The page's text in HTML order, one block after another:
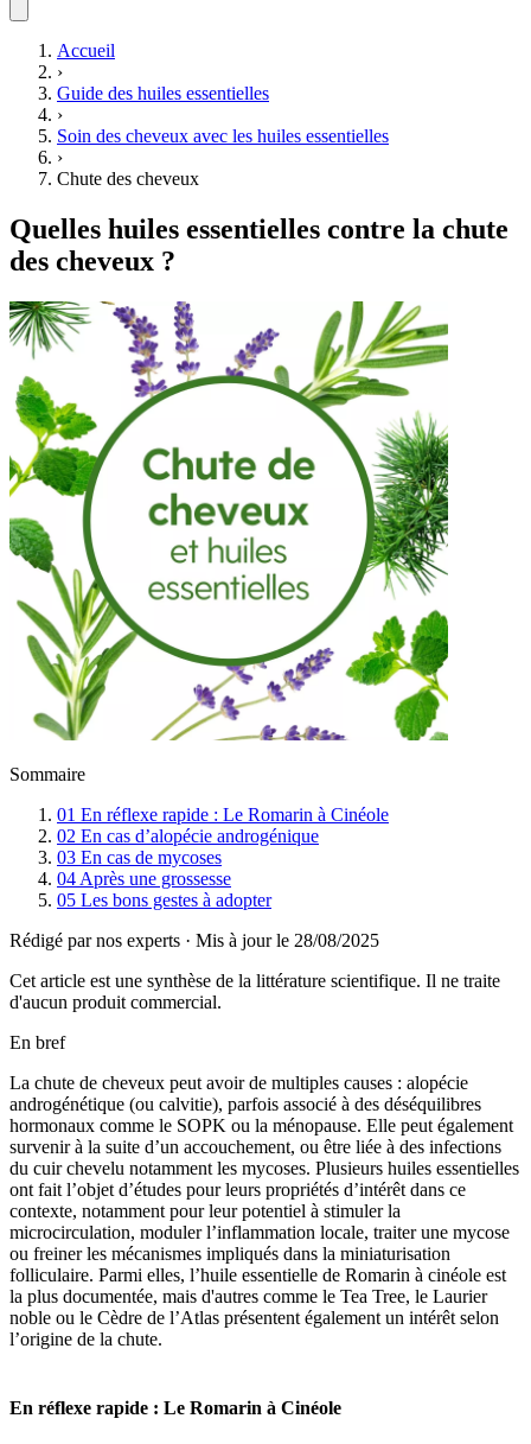
Accueil
›
Guide des huiles essentielles
›
Soin des cheveux avec les huiles essentielles
›
Chute des cheveux
Quelles huiles essentielles contre la chute
des cheveux ?
Sommaire
01 En réflexe rapide : Le Romarin à Cinéole
02 En cas d’alopécie androgénique
03 En cas de mycoses
04 Après une grossesse
05 Les bons gestes à adopter
Rédigé par nos experts · Mis à jour le 28/08/2025
Cet article est une synthèse de la littérature scientifique. Il ne traite
d'aucun produit commercial.
En bref
La chute de cheveux peut avoir de multiples causes : alopécie
androgénétique (ou calvitie), parfois associé à des déséquilibres
hormonaux comme le SOPK ou la ménopause. Elle peut également
survenir à la suite d’un accouchement, ou être liée à des infections
du cuir chevelu notamment les mycoses. Plusieurs huiles essentielles
ont fait l’objet d’études pour leurs propriétés d’intérêt dans ce
contexte, notamment pour leur potentiel à stimuler la
microcirculation, moduler l’inflammation locale, traiter une mycose
ou freiner les mécanismes impliqués dans la miniaturisation
folliculaire. Parmi elles, l’huile essentielle de Romarin à cinéole est
la plus documentée, mais d'autres comme le Tea Tree, le Laurier
noble ou le Cèdre de l’Atlas présentent également un intérêt selon
l’origine de la chute.
En réflexe rapide : Le Romarin à Cinéole